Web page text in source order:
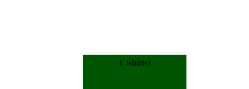
T-Shirts!